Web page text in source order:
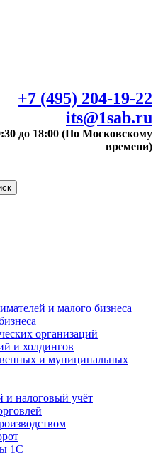
+7 (495) 204-19-22
its@1sab.ru
до 18:00 (По Московскому
времени)
и малого бизнеса
организаций
и холдингов
и муниципальных
и налоговый учёт
1С